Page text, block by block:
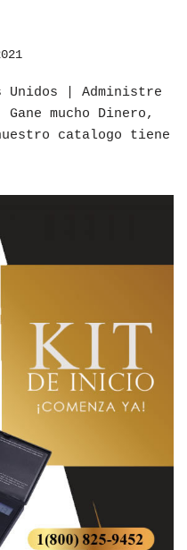
Unidos | Administre
mucho Dinero,
catalogo tiene